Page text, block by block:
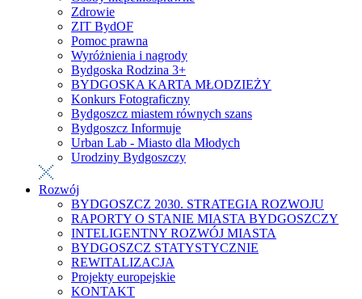
Zdrowie
ZIT BydOF
Pomoc prawna
Wyróżnienia i nagrody
Bydgoska Rodzina 3+
BYDGOSKA KARTA MŁODZIEŻY
Konkurs Fotograficzny
Bydgoszcz miastem równych szans
Bydgoszcz Informuje
Urban Lab - Miasto dla Młodych
Urodziny Bydgoszczy
Rozwój
BYDGOSZCZ 2030. STRATEGIA ROZWOJU
RAPORTY O STANIE MIASTA BYDGOSZCZY
INTELIGENTNY ROZWÓJ MIASTA
BYDGOSZCZ STATYSTYCZNIE
REWITALIZACJA
Projekty europejskie
KONTAKT